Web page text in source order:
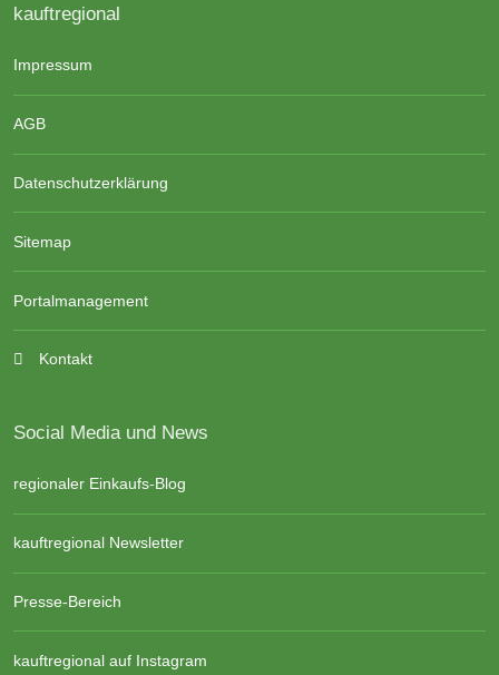
kauftregional
Impressum
AGB
Datenschutzerklärung
Sitemap
Portalmanagement
Kontakt
Social Media und News
regionaler Einkaufs-Blog
kauftregional Newsletter
Presse-Bereich
kauftregional auf Instagram